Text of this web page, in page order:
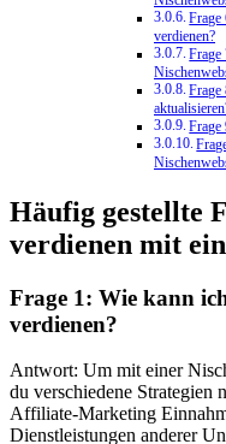
Frage
verdienen?
Frage
Frage
Frage
Häufig gestellte
verdienen mit
Frage 1: Wie kann
verdienen?
Antwort: Um mit einer
du verschiedene Strategien
Affiliate-Marketing
Dienstleistungen anderer